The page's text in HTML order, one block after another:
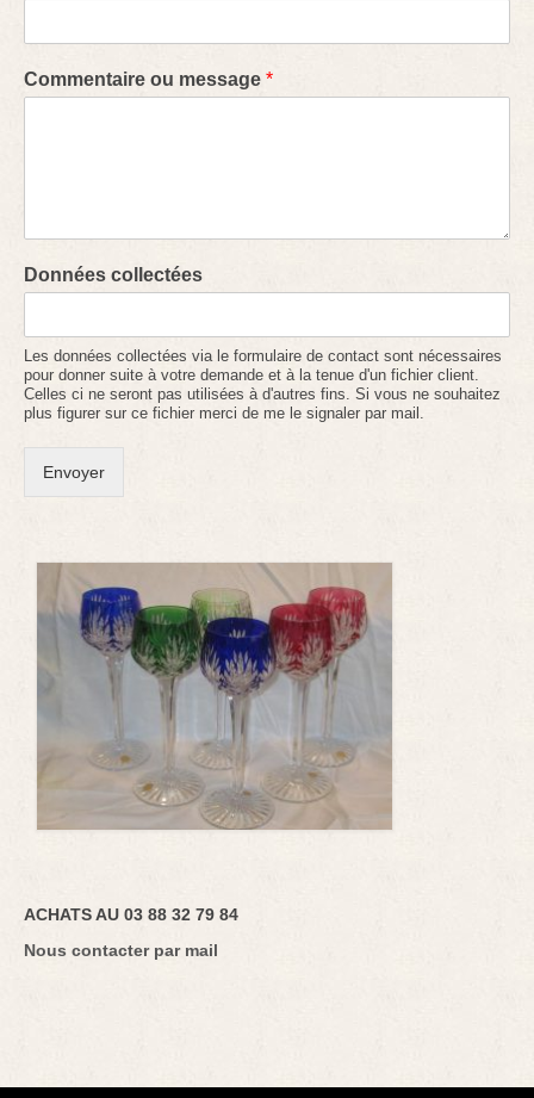
DECORATION
LUMINAIRE
Commentaire ou message *
Données collectées
Les données collectées via le formulaire de contact sont nécessaires
pour donner suite à votre demande et à la tenue d'un fichier client.
Celles ci ne seront pas utilisées à d'autres fins. Si vous ne souhaitez
plus figurer sur ce fichier merci de me le signaler par mail.
Envoyer
ACHATS AU 03 88 32 79 84
Nous contacter par mail